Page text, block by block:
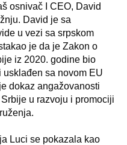
osnivač I CEO, David
David je sa
u vezi sa srpskom
je da je Zakon o
iz 2020. godine bio
sa novom EU
dokaz angažovanosti
u razvoju i promociji
Luci se pokazala kao